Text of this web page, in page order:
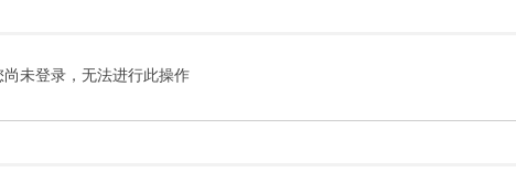
尚未登录，无法进行此操作